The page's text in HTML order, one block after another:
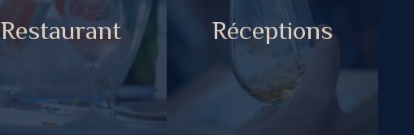
Restaurant Réceptions